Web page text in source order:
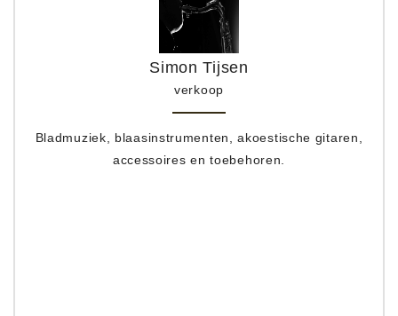
Simon Tijsen
verkoop
Bladmuziek, blaasinstrumenten, akoestische gitaren,
accessoires en toebehoren.